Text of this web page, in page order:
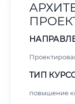
ТИП
повышение